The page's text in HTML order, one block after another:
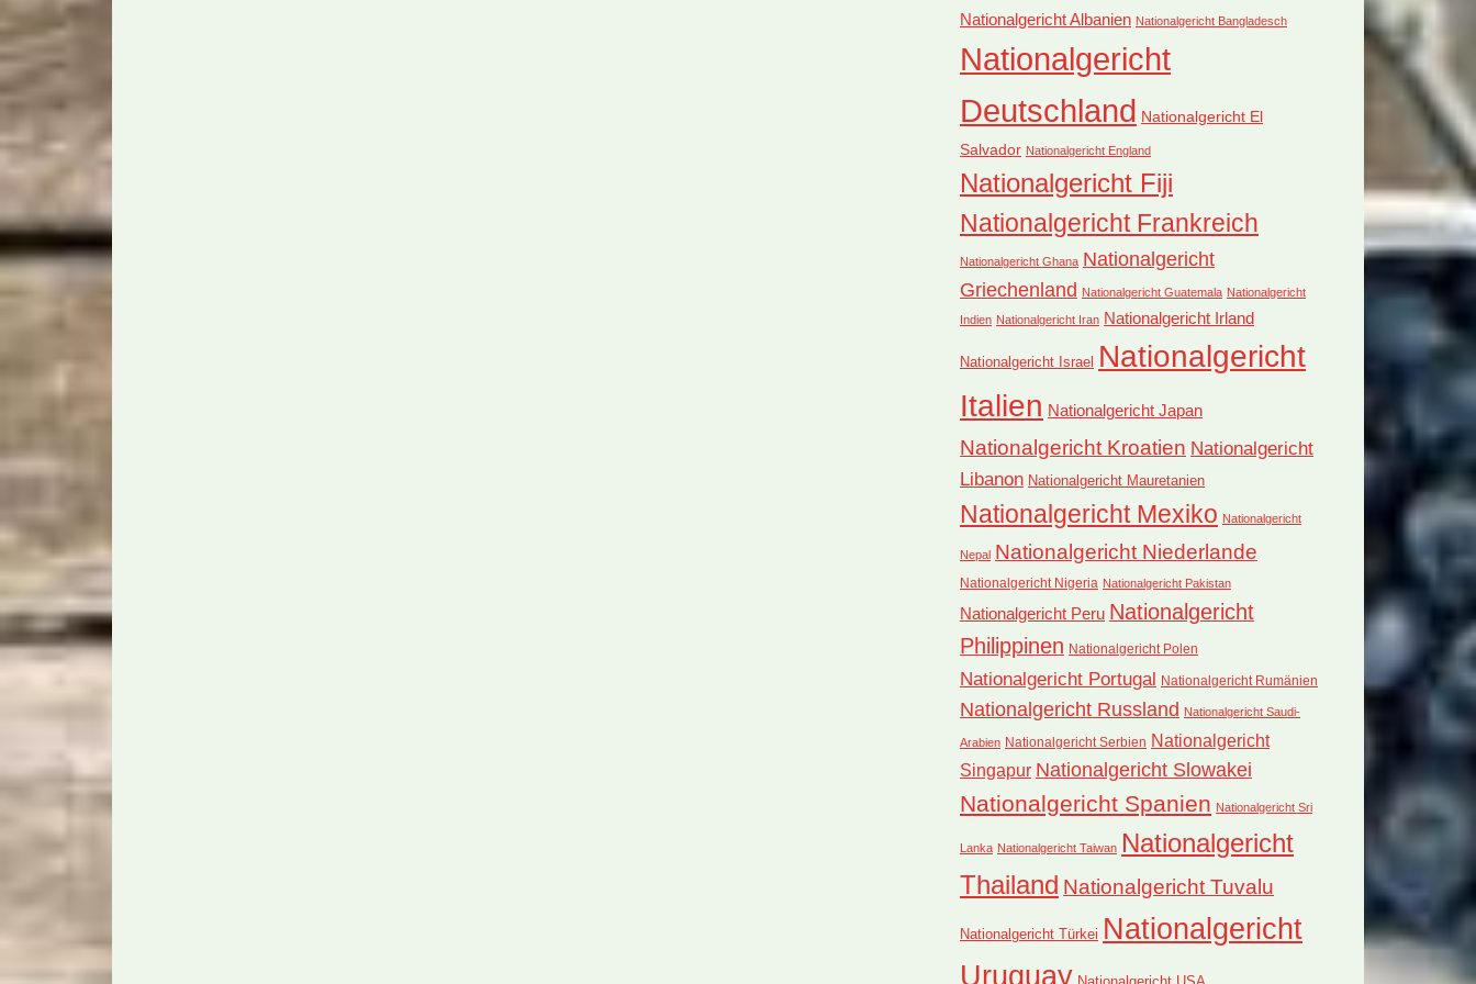
Nationalgericht Albanien Nationalgericht Bangladesch
Nationalgericht
Deutschland Nationalgericht El
Salvador Nationalgericht England
Nationalgericht Fiji
Nationalgericht Frankreich
Nationalgericht Ghana Nationalgericht
Griechenland Nationalgericht Guatemala Nationalgericht
Indien Nationalgericht Iran Nationalgericht Irland
Nationalgericht Israel Nationalgericht
Italien Nationalgericht Japan
Nationalgericht Kroatien Nationalgericht
Libanon Nationalgericht Mauretanien
Nationalgericht Mexiko Nationalgericht
Nepal Nationalgericht Niederlande
Nationalgericht Nigeria Nationalgericht Pakistan
Nationalgericht Peru Nationalgericht
Philippinen Nationalgericht Polen
Nationalgericht Portugal Nationalgericht Rumänien
Nationalgericht Russland Nationalgericht Saudi-
Arabien Nationalgericht Serbien Nationalgericht
Singapur Nationalgericht Slowakei
Nationalgericht Spanien Nationalgericht Sri
Lanka Nationalgericht Taiwan Nationalgericht
Thailand Nationalgericht Tuvalu
Nationalgericht Türkei Nationalgericht
Uruguay